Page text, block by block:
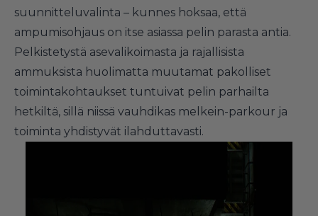
suunnitteluvalinta – kunnes hoksaa, että
ampumisohjaus on itse asiassa pelin parasta antia.
Pelkistetystä asevalikoimasta ja rajallisista
ammuksista huolimatta muutamat pakolliset
toimintakohtaukset tuntuivat pelin parhailta
hetkiltä, sillä niissä vauhdikas melkein-parkour ja
toiminta yhdistyvät ilahduttavasti.